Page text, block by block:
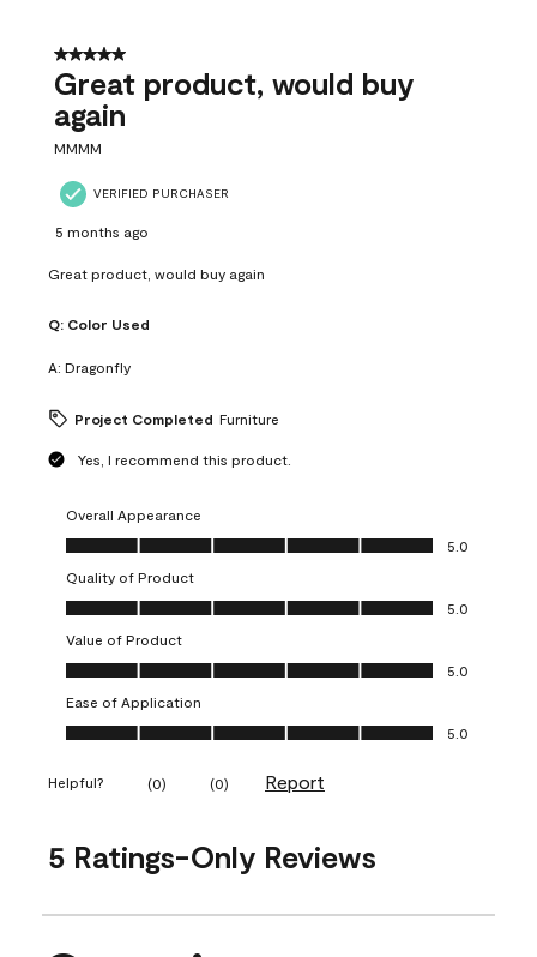
5 out of 5 stars.
Great product, would buy
again
MMMM
VERIFIED PURCHASER
5 months ago
Great product, would buy again
Q: Color Used
A: Dragonfly
Project Completed Furniture
Yes, I recommend this product.
Overall Appearance
Overall Appearance, 5.0 out of 5
5.0
Quality of Product
Quality of Product, 5.0 out of 5
5.0
Value of Product
Value of Product, 5.0 out of 5
5.0
Ease of Application
Ease of Application, 5.0 out of 5
5.0
Helpful? (0) (0) Report
5 Ratings-Only Reviews